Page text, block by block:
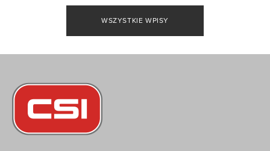
WSZYSTKIE WPISY